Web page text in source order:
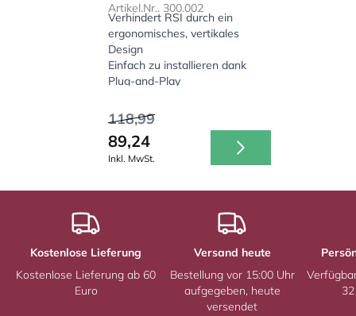
Artikel.Nr.. 300.002
Verhindert RSI durch ein
ergonomisches, vertikales
Design
Einfach zu installieren dank
Plug-and-Play
Benutzer
118,99
89,24
Inkl. MwSt.
Kostenlose Lieferung
Kostenlose Lieferung ab 60
Euro
Versand heute
Bestellung vor 15:00 Uhr
aufgegeben, heute
versendet